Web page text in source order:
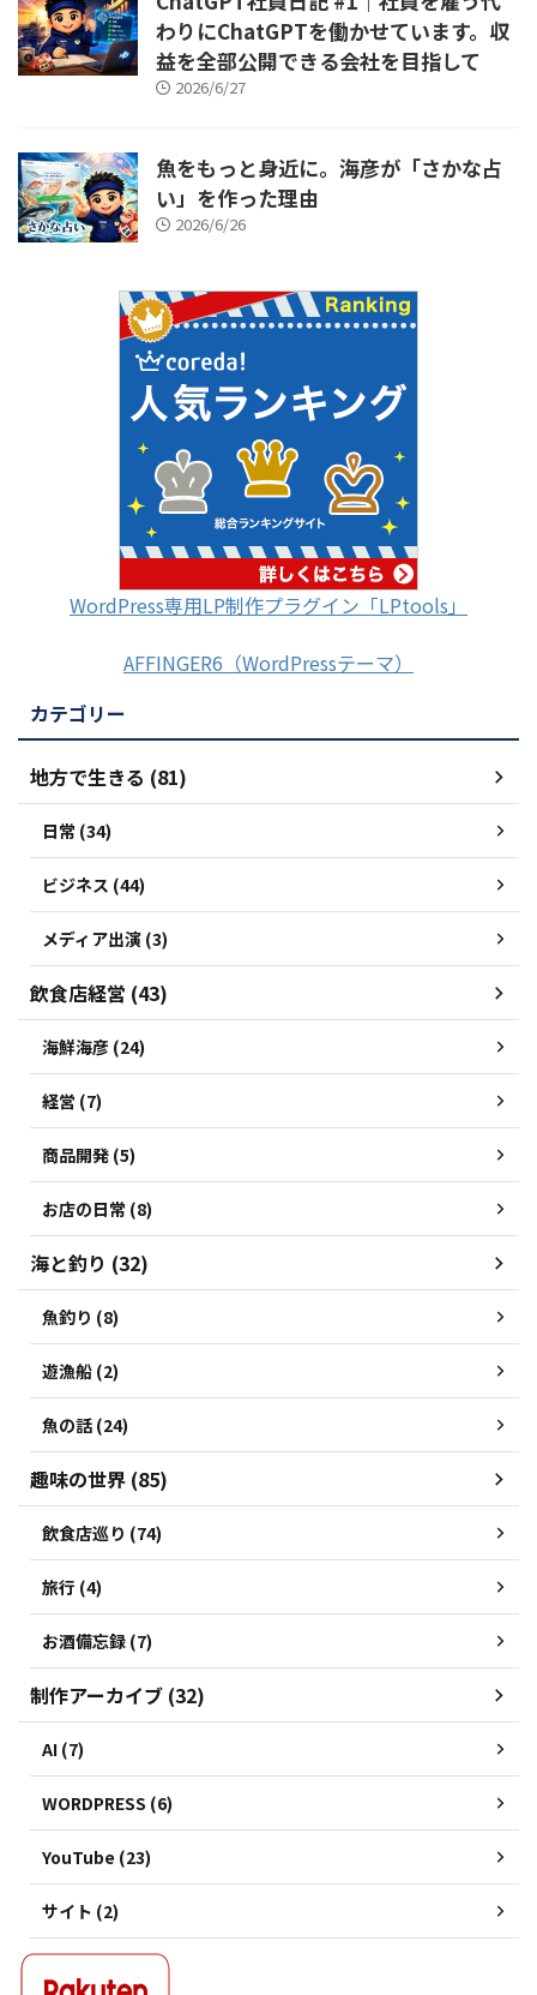
わりにChatGPTを働かせています。収
益を全部公開できる会社を目指して
2026/6/27
魚をもっと身近に。海彦が「さかな占
い」を作った理由
2026/6/26
WordPress専用LP制作プラグイン「LPtools」
AFFINGER6（WordPressテーマ）
カテゴリー
地方で生きる (81)
日常 (34)
ビジネス (44)
メディア出演 (3)
飲食店経営 (43)
海鮮海彦 (24)
経営 (7)
商品開発 (5)
お店の日常 (8)
海と釣り (32)
魚釣り (8)
遊漁船 (2)
魚の話 (24)
趣味の世界 (85)
飲食店巡り (74)
旅行 (4)
お酒備忘録 (7)
制作アーカイブ (32)
AI (7)
WORDPRESS (6)
YouTube (23)
サイト (2)